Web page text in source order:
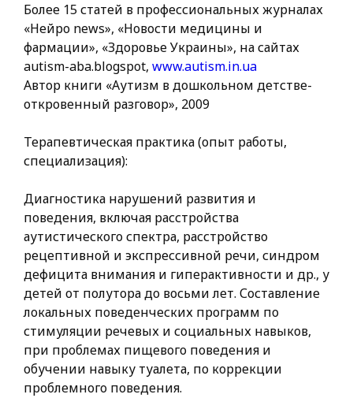
Более 15 статей в профессиональных журналах
«Нейро news», «Новости медицины и
фармации», «Здоровье Украины», на сайтах
autism-aba.blogspot, www.autism.in.ua
Автор книги «Аутизм в дошкольном детстве-
откровенный разговор», 2009
Терапевтическая практика (опыт работы,
специализация):
Диагностика нарушений развития и
поведения, включая расстройства
аутистического спектра, расстройство
рецептивной и экспрессивной речи, синдром
дефицита внимания и гиперактивности и др., у
детей от полутора до восьми лет. Составление
локальных поведенческих программ по
стимуляции речевых и социальных навыков,
при проблемах пищевого поведения и
обучении навыку туалета, по коррекции
проблемного поведения.